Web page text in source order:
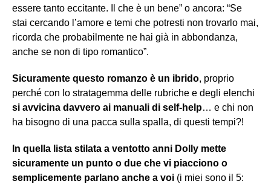
essere tanto eccitante. Il che è un bene” o ancora: “Se
stai cercando l’amore e temi che potresti non trovarlo mai,
ricorda che probabilmente ne hai già in abbondanza,
anche se non di tipo romantico”.
Sicuramente questo romanzo è un ibrido, proprio
perché con lo stratagemma delle rubriche e degli elenchi
si avvicina davvero ai manuali di self-help… e chi non
ha bisogno di una pacca sulla spalla, di questi tempi?!
In quella lista stilata a ventotto anni Dolly mette
sicuramente un punto o due che vi piacciono o
semplicemente parlano anche a voi (i miei sono il 5: